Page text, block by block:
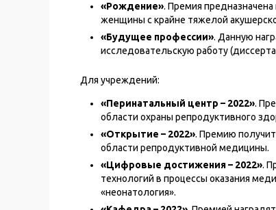
«Рождение». Премия
женщины с крайне тяжелой
«Будущее профессии». Данную
исследовательскую работу
Для учреждений:
«Перинатальный центр – 2022».
области охраны репродуктивного
«Открытие – 2022». Премию
области репродуктивной медицины.
«Цифровые достижения – 2022».
технологий в процессы оказания
«неонатология».